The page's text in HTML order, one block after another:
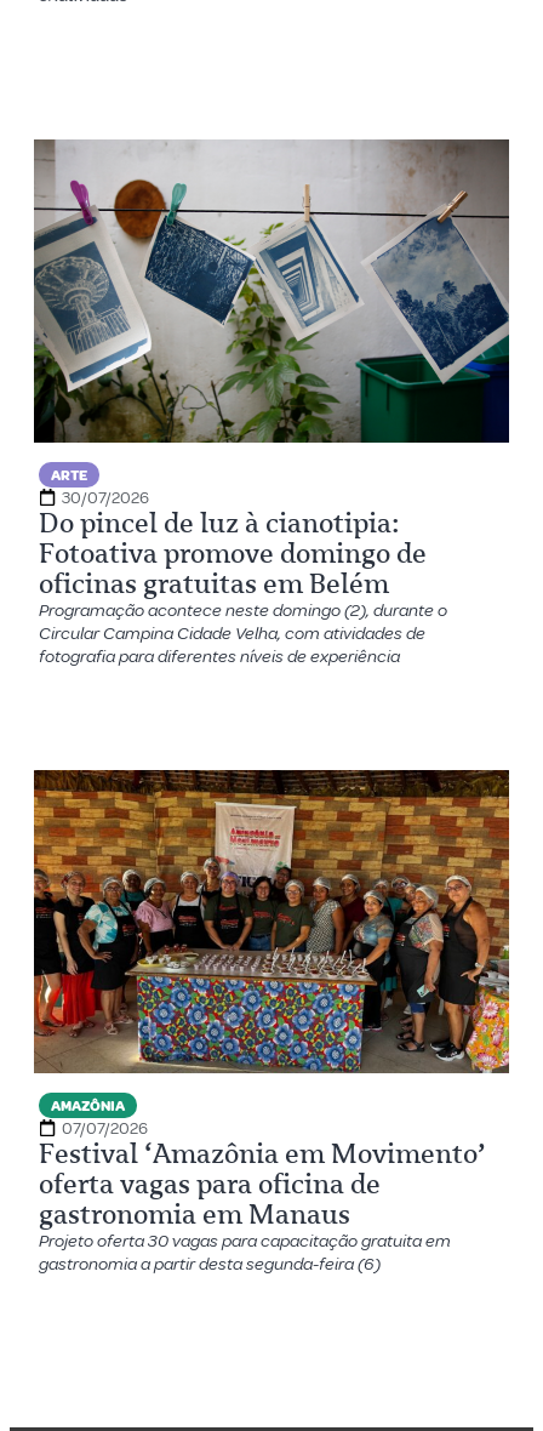
ARTE
30/07/2026
Do pincel de luz à cianotipia:
Fotoativa promove domingo de
oficinas gratuitas em Belém
Programação acontece neste domingo (2), durante o
Circular Campina Cidade Velha, com atividades de
fotografia para diferentes níveis de experiência
AMAZÔNIA
07/07/2026
Festival ‘Amazônia em Movimento’
oferta vagas para oficina de
gastronomia em Manaus
Projeto oferta 30 vagas para capacitação gratuita em
gastronomia a partir desta segunda-feira (6)